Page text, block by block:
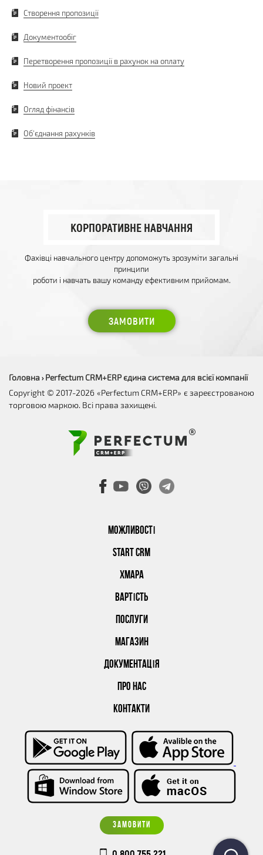
Створення пропозиції
Документообіг
Перетворення пропозиції в рахунок на оплату
Новий проект
Огляд фінансів
Об'єднання рахунків
КОРПОРАТИВНЕ НАВЧАННЯ
Фахівці навчального центру допоможуть зрозуміти загальні
принципи
роботи і навчать вашу команду ефективним прийомам.
ЗАМОВИТИ
МОЖЛИВОСТІ
START CRM
ХМАРА
ВАРТІСТЬ
ПОСЛУГИ
МАГАЗИН
ДОКУМЕНТАЦІЯ
ПРО НАС
КОНТАКТИ
ЗАМОВИТИ
Головна › Perfectum CRM+ERP єдина система для всієї компанії
Copyright © 2017-2026 «Perfectum CRM+ERP» є зареєстрованою
торговою маркою. Всі права захищені.